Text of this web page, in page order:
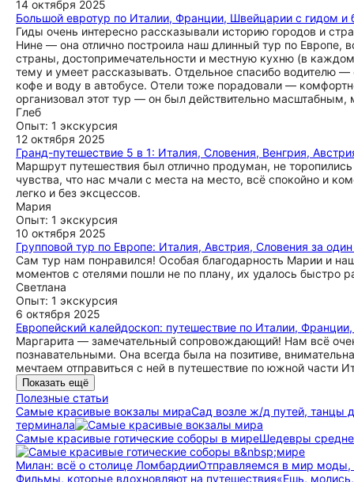
14 октября 2025
Большой евротур по Италии, Франции, Швейцарии с гидом и
Гиды очень интересно рассказывали историю городов и
Нине — она отлично построила наш длинный тур по Европе,
страны, достопримечательности и местную кухню (в
тему и умеет рассказывать. Отдельное спасибо водителю
кофе и воду в автобусе. Отели тоже порадовали —
организовал этот тур — он был действительно
Глеб
Опыт: 1 экскурсия
12 октября 2025
Гранд-путешествие 5 в 1: Италия, Словения, Венгрия,
Маршрут путешествия был отлично продуман, не
чувства, что нас мчали с места на место, всё спокойно и
легко и без эксцессов.
Мария
Опыт: 1 экскурсия
10 октября 2025
Групповой тур по Европе: Италия, Австрия, Словения за один
Сам тур нам понравился! Особая благодарность Марии и
моментов с отелями пошли не по плану, их удалось быстро
Светлана
Опыт: 1 экскурсия
6 октября 2025
Европейский калейдоскоп: путешествие по Италии,
Маргарита — замечательный сопровождающий! Нам всё
познавательными. Она всегда была на позитиве,
мечтаем отправиться с ней в путешествие по южной части
Показать ещё
Полезные статьи
Самые красивые вокзалы мираСад возле ж/д путей, танцы
терминала
Самые красивые готические соборы в миреШедевры
Милан: всё о столице ЛомбардииОтправляемся в мир моды,
Фильмы, которые вдохновляют на путешествия«Ешь,